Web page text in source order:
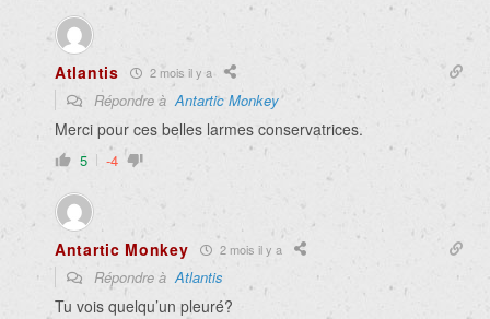
Atlantis 2 mois il y a
Répondre àAntartic Monkey
Merci pour ces belles larmes conservatrices.
5 -4
Antartic Monkey 2 mois il y a
Répondre àAtlantis
Tu vois quelqu’un pleuré?